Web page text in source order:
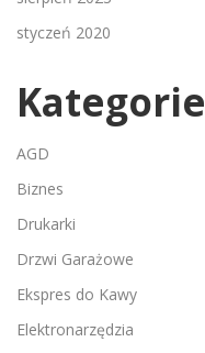
styczeń 2020
Kategorie
AGD
Biznes
Drukarki
Drzwi Garażowe
Ekspres do Kawy
Elektronarzędzia